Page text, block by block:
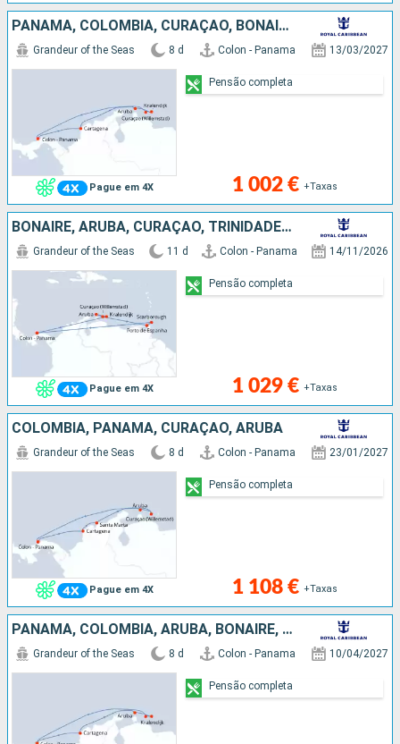
PANAMA, COLÔMBIA, CURAÇAO, BONAIRE, ARUBA
Pague em 4X
Grandeur of the Seas 8 d Colon - Panama 13/03/2027
1 002 € +Taxas
Pensão completa
BONAIRE, ARUBA, CURAÇAO, TRINIDADE E TOBAGO, PANAMA
Pague em 4X
Grandeur of the Seas 11 d Colon - Panama 14/11/2026
1 029 € +Taxas
Pensão completa
COLÔMBIA, PANAMA, CURAÇAO, ARUBA
Pague em 4X
Grandeur of the Seas 8 d Colon - Panama 23/01/2027
1 108 € +Taxas
Pensão completa
PANAMA, COLÔMBIA, ARUBA, BONAIRE, CURAÇAO
Grandeur of the Seas 8 d Colon - Panama 10/04/2027
Pensão completa